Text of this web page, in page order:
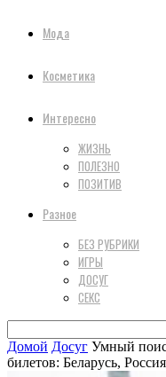
Мода
Косметика
Интересно
ЖИЗНЬ
ПОЛЕЗНО
ПОЗИТИВ
Разное
БЕЗ РУБРИКИ
ИГРЫ
ДОСУГ
СЕКС
Домой Досуг Умный
билетов: Беларусь,